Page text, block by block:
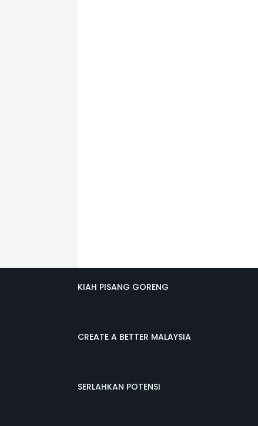
KIAH PISANG GORENG
CREATE A BETTER MALAYSIA
SERLAHKAN POTENSI